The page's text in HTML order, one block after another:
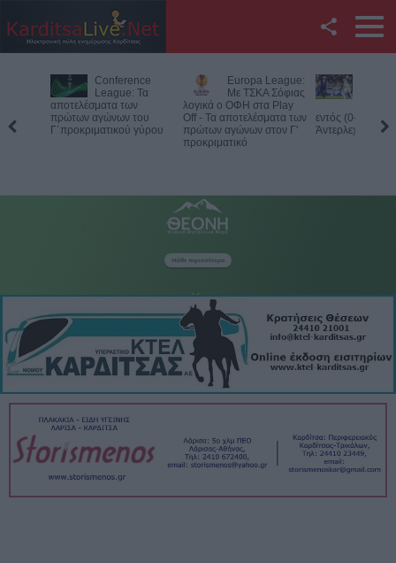
Twitter
YouTube
RSS
Επικοινωνία με το
KarditsaLive.Net
Conference
League: Τα
των
αγώνων του
γύρου
Europa League:
Με ΤΣΚΑ Σόφιας
λογικά ο ΟΦΗ στα Play
Off - Τα αποτελέσματα των
πρώτων αγώνων στον Γ'
Με την πλάτη
στον τοίχο ο
εντός (0-1) από την
Άντερλεχτ